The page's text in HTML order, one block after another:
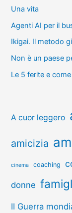
Una vita
Agenti AI per il
Ikigai. Il metodo
Non è un paese
Le 5 ferite e
A cuor leggero
amicizia
cinema coaching
donne
II Guerra